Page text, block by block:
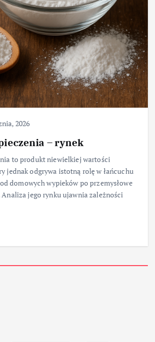
2026
– rynek
to produkt niewielkiej wartości
jednak odgrywa istotną rolę w łańcuchu
domowych wypieków po przemysłowe
jego rynku ujawnia zależności